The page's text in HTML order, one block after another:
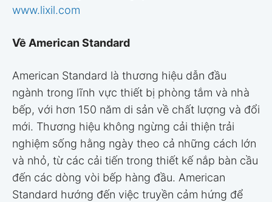
www.lixil.com
Về American Standard
American Standard là thương hiệu dẫn đầu
ngành trong lĩnh vực thiết bị phòng tắm và nhà
bếp, với hơn 150 năm di sản về chất lượng và đổi
mới. Thương hiệu không ngừng cải thiện trải
nghiệm sống hằng ngày theo cả những cách lớn
và nhỏ, từ các cải tiến trong thiết kế nắp bàn cầu
đến các dòng vòi bếp hàng đầu. American
Standard hướng đến việc truyền cảm hứng để